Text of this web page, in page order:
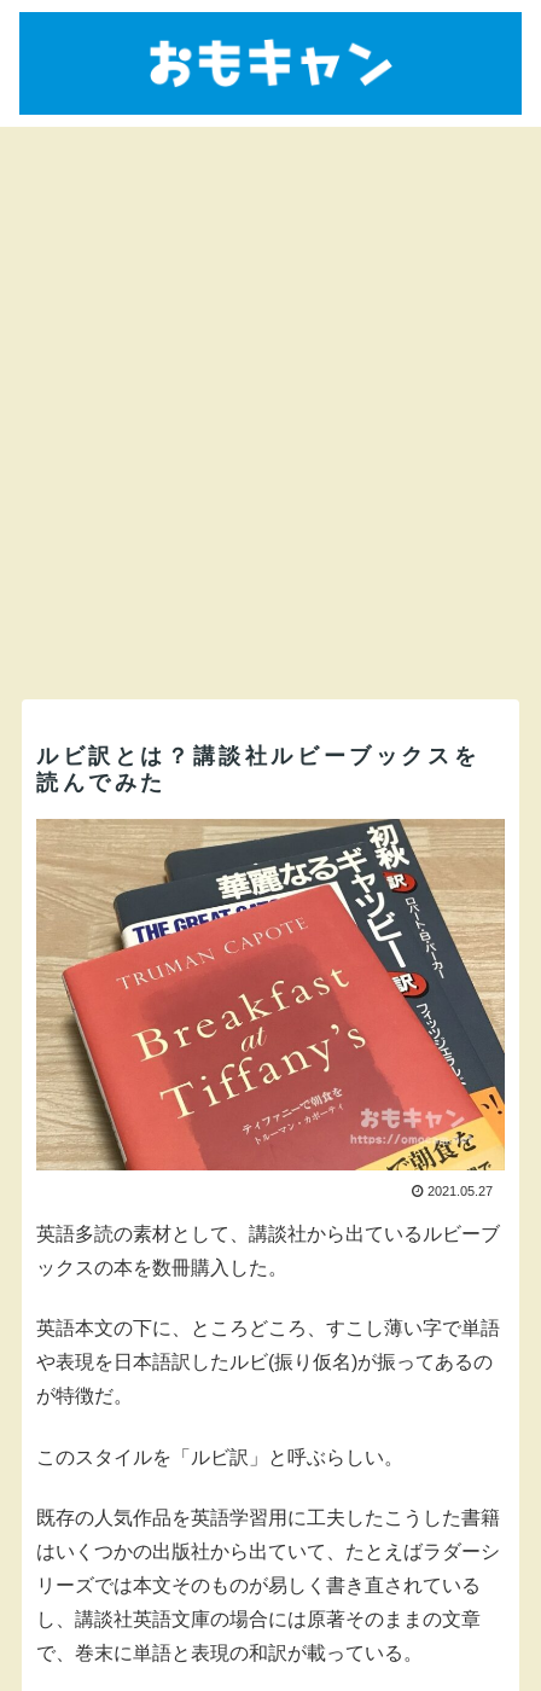
ルビ訳とは？講談社ルビーブックスを
読んでみた
2021.05.27
英語多読の素材として、講談社から出ているルビーブ
ックスの本を数冊購入した。
英語本文の下に、ところどころ、すこし薄い字で単語
や表現を日本語訳したルビ(振り仮名)が振ってあるの
が特徴だ。
このスタイルを「ルビ訳」と呼ぶらしい。
既存の人気作品を英語学習用に工夫したこうした書籍
はいくつかの出版社から出ていて、たとえばラダーシ
リーズでは本文そのものが易しく書き直されている
し、講談社英語文庫の場合には原著そのままの文章
で、巻末に単語と表現の和訳が載っている。